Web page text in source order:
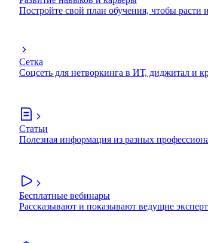
Постройте свой план обучения, чтобы расти
Сетка
Соцсеть для нетворкинга в ИТ, диджитал и
Статьи
Полезная информация из разных
Бесплатные вебинары
Рассказывают и показывают ведущие